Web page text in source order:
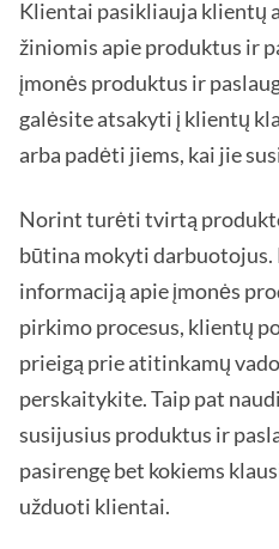
Klientai pasikliauja klientų
žiniomis apie produktus ir
įmonės produktus ir
galėsite atsakyti į klientų
arba padėti jiems, kai jie
Norint turėti tvirtą
būtina mokyti
informaciją apie įmonės
pirkimo procesus, klientų
prieigą prie atitinkamų
perskaitykite. Taip pat
susijusius produktus ir
pasirengę bet kokiems
užduoti klientai.